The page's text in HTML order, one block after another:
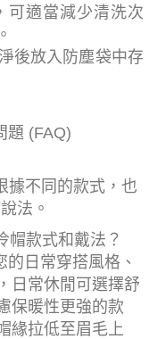
可適當減少清洗次
後放入防塵袋中存
題 (FAQ)
據不同的款式，也
法。
帽款式和戴法？
日常穿搭風格、
日常休閒可選擇舒
保暖性更強的款
緣拉低至眉毛上